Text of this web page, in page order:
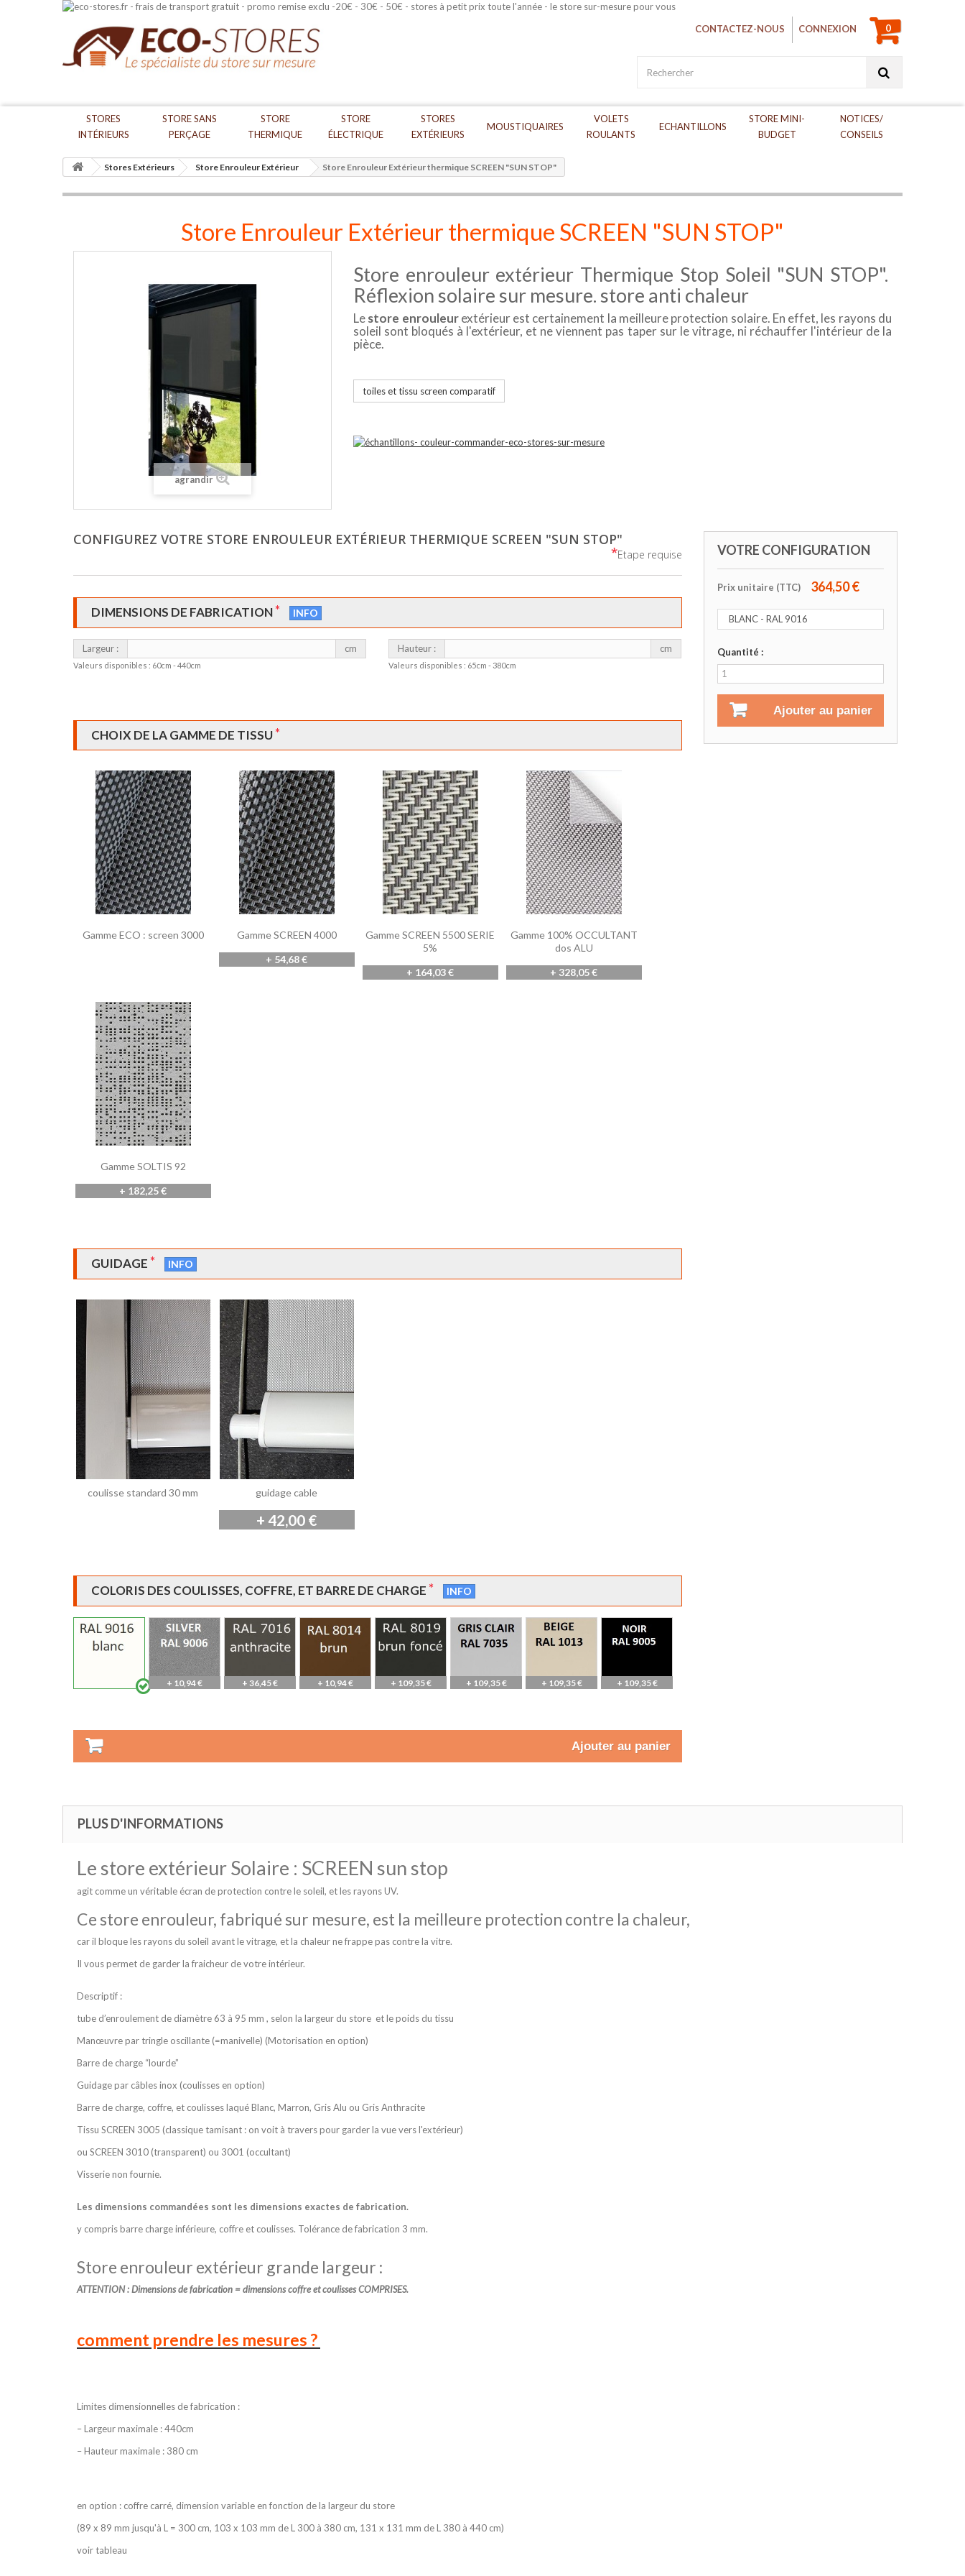
0
CONNEXION
CONTACTEZ-NOUS
STORES
INTÉRIEURS
STORE SANS
PERÇAGE
STORE
THERMIQUE
STORE
ÉLECTRIQUE
STORES
EXTÉRIEURS
MOUSTIQUAIRES
VOLETS
ROULANTS
ECHANTILLONS
STORE MINI-
BUDGET
NOTICES/
CONSEILS
Stores Extérieurs Store Enrouleur Extérieur Store Enrouleur Extérieur thermique SCREEN "SUN STOP"
Store Enrouleur Extérieur thermique SCREEN "SUN STOP"
agrandir
Store enrouleur extérieur Thermique Stop Soleil "SUN STOP".
Réflexion solaire sur mesure. store anti chaleur
Lestore enrouleurextérieur est certainement la meilleure protection solaire. En effet, les rayons du
soleil sont bloqués à l'extérieur, et ne viennent pas taper sur le vitrage, ni réchauffer l'intérieur de la
pièce.
toiles et tissu screen comparatif
CONFIGUREZ VOTRE STORE ENROULEUR EXTÉRIEUR THERMIQUE SCREEN "SUN STOP"
*Etape requise
DIMENSIONS DE FABRICATION* INFO
Largeur : cm
Valeurs disponibles : 60cm - 440cm
Hauteur : cm
Valeurs disponibles : 65cm - 380cm
CHOIX DE LA GAMME DE TISSU*
Gamme ECO : screen 3000
Gamme SCREEN 4000
+ 54,68 €
Gamme SCREEN 5500 SERIE
5%
+ 164,03 €
Gamme 100% OCCULTANT
dos ALU
+ 328,05 €
Gamme SOLTIS 92
+ 182,25 €
GUIDAGE * INFO
coulisse standard 30 mm guidage cable
+ 42,00 €
COLORIS DES COULISSES, COFFRE, ET BARRE DE CHARGE * INFO
+ 10,94 € + 36,45 € + 10,94 € + 109,35 € + 109,35 € + 109,35 € + 109,35 €
Ajouter au panier
VOTRE CONFIGURATION
Prix unitaire (TTC) 364,50 €
BLANC - RAL 9016
Quantité :
Ajouter au panier
PLUS D'INFORMATIONS
Le store extérieur Solaire : SCREEN sun stop
agit comme un véritable écran de protection contre le soleil, et les rayons UV.
Ce store enrouleur, fabriqué sur mesure, est la meilleure protection contre la chaleur,
car il bloque les rayons du soleil avant le vitrage, et la chaleur ne frappe pas contre la vitre.
Il vous permet de garder la fraicheur de votre intérieur.
Descriptif :
tube d’enroulement de diamètre 63 à 95 mm , selon la largeur du store et le poids du tissu
Manœuvre par tringle oscillante (=manivelle) (Motorisation en option)
Barre de charge “lourde”
Guidage par câbles inox (coulisses en option)
Barre de charge, coffre, et coulisses laqué Blanc, Marron, Gris Alu ou Gris Anthracite
Tissu SCREEN 3005 (classique tamisant : on voit à travers pour garder la vue vers l'extérieur)
ou SCREEN 3010 (transparent) ou 3001 (occultant)
Visserie non fournie.
Les dimensions commandées sont les dimensions exactes de fabrication.
y compris barre charge inférieure, coffre et coulisses. Tolérance de fabrication 3 mm.
Store enrouleur extérieur grande largeur :
ATTENTION : Dimensions de fabrication = dimensions coffre et coulisses COMPRISES.
comment prendre les mesures ?
Limites dimensionnelles de fabrication :
– Largeur maximale : 440cm
– Hauteur maximale : 380 cm
en option : coffre carré, dimension variable en fonction de la largeur du store
(89 x 89 mm jusqu'à L = 300 cm, 103 x 103 mm de L 300 à 380 cm, 131 x 131 mm de L 380 à 440 cm)
voir tableau